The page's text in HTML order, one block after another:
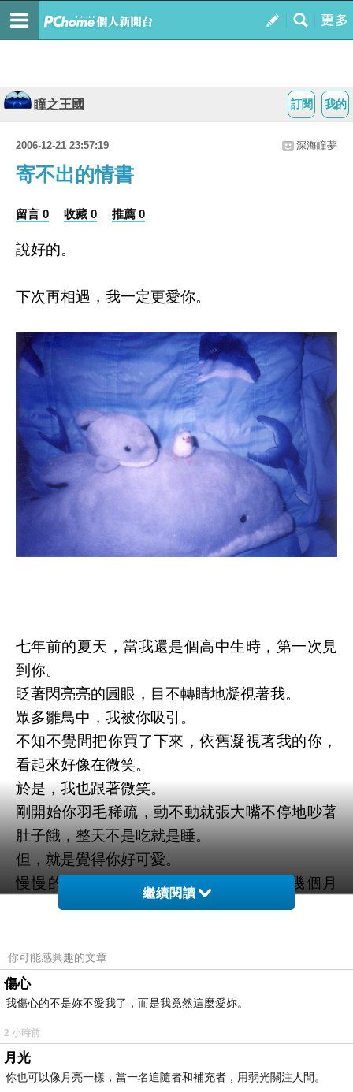
我的
訂閱
瞳之王國
2006-12-21 23:57:19 深海瞳夢
寄不出的情書
留言 0 收藏 0 推薦 0
說好的。
下次再相遇，我一定更愛你。
七年前的夏天，當我還是個高中生時，第一次見
到你。
眨著閃亮亮的圓眼，目不轉睛地凝視著我。
眾多雛鳥中，我被你吸引。
不知不覺間把你買了下來，依舊凝視著我的你，
看起來好像在微笑。
於是，我也跟著微笑。
剛開始你羽毛稀疏，動不動就張大嘴不停地吵著
肚子餓，整天不是吃就是睡。
但，就是覺得你好可愛。
慢慢的，你逐漸成長，也越來越健康。幾個月
後，學會飛翔、學會歌唱。
尤其當你撒嬌地跳著你的小小身軀，窩到我手心
中入睡的時候。
知道我有多感動嗎 ? 那是一種完全的信賴。
書上寫，主人就是你的情人，看著你的表情，我
毫不懷疑地相信。
一直、一直注視你。
繼續閱讀
你可能感興趣的文章
傷心
我傷心的不是妳不愛我了，而是我竟然這麼愛妳。
2 小時前
月光
你也可以像月亮一樣，當一名追隨者和補充者，用弱光關注人間。